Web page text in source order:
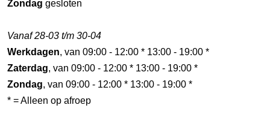
Zondag gesloten
Vanaf 28-03 t/m 30-04
Werkdagen, van 09:00 - 12:00 * 13:00 - 19:00 *
Zaterdag, van 09:00 - 12:00 * 13:00 - 19:00 *
Zondag, van 09:00 - 12:00 * 13:00 - 19:00 *
* = Alleen op afroep